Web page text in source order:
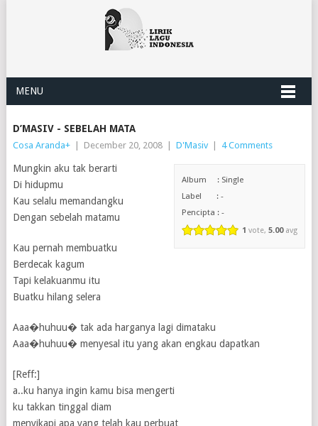
MENU
D’MASIV - SEBELAH MATA
Cosa Aranda+ December 20, 2008 D'Masiv 4 Comments
Album : Single
Label : -
Pencipta : -
1 vote,5.00avg
Mungkin aku tak berarti
Di hidupmu
Kau selalu memandangku
Dengan sebelah matamu
Kau pernah membuatku
Berdecak kagum
Tapi kelakuanmu itu
Buatku hilang selera
Aaa�huhuu� tak ada harganya lagi dimataku
Aaa�huhuu� menyesal itu yang akan engkau dapatkan
[Reff:]
a..ku hanya ingin kamu bisa mengerti
ku takkan tinggal diam
menyikapi apa yang telah kau perbuat